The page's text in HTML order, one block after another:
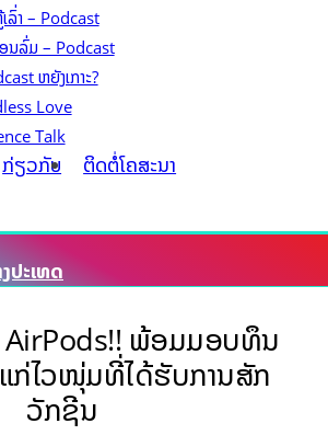
ລົ່າ – Podcast
ນລົ່ມ – Podcast
ຫຍັງເກາະ?
Love
Talk
ກ່ຽວກັບ ຕິດຕໍ່ໂຄສະນາ
ປະເທດ
AirPods!! ພ້ອມມອບທຶນ
ກ່ໄວໜຸ່ມທີ່ໄດ້ຮັບການສັກ
ວັກຊີນ